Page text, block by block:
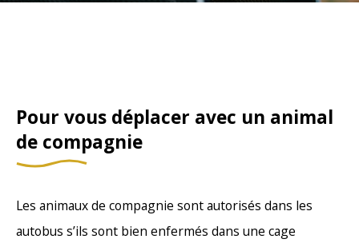
Pour vous déplacer avec un animal
de compagnie
Les animaux de compagnie sont autorisés dans les
autobus s’ils sont bien enfermés dans une cage